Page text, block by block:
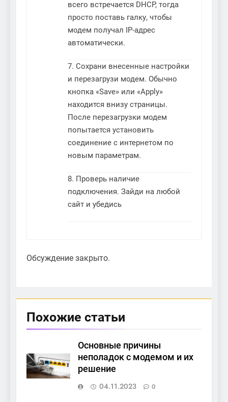
всего встречается DHCP, тогда
просто поставь галку, чтобы
модем получал IP-адрес
автоматически.
7. Сохрани внесенные настройки
и перезагрузи модем. Обычно
кнопка «Save» или «Apply»
находится внизу страницы.
После перезагрузки модем
попытается установить
соединение с интернетом по
новым параметрам.
8. Проверь наличие
подключения. Зайди на любой
сайт и убедись
Обсуждение закрыто.
Похожие статьи
Основные причины
неполадок с модемом и их
решение
04.11.2023
0